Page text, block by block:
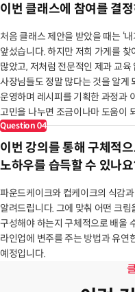
이번 클래스에 참여를 결
처음 클래스 제안을 받았을 때는 ‘
앞섰습니다. 하지만 저희 가게를
많았고, 저처럼 전문적인 제과 교
사장님들도 정말 많다는 것을 알게
운영하며 레시피를 기획한 과정과
고민을 나누면 조금이나마 도움이
Question 04
이번 강의를 통해 구체적
노하우를 습득할 수 있나
파운드케이크와 컵케이크의 식감
알려드립니다. 그에 맞춰 어떤 크
구성해야 하는지 구체적으로 배울
라인업에 변주를 주는 방법과 유연
예정입니다.